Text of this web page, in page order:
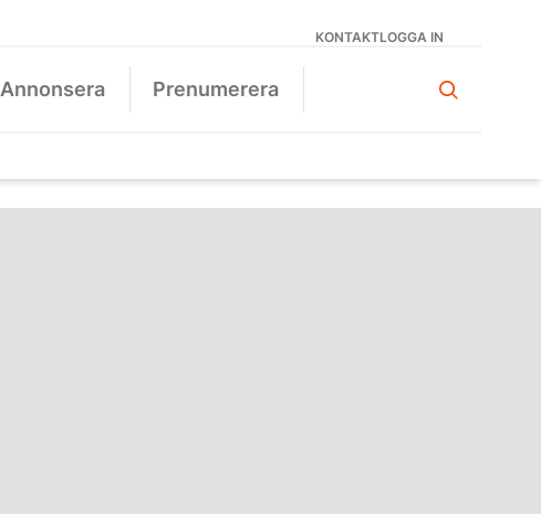
KONTAKTLOGGA IN
Annonsera Prenumerera